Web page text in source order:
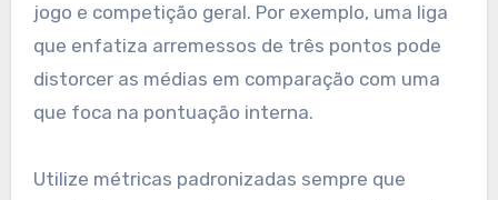
jogo e competição geral. Por exemplo, uma liga
que enfatiza arremessos de três pontos pode
distorcer as médias em comparação com uma
que foca na pontuação interna.
Utilize métricas padronizadas sempre que